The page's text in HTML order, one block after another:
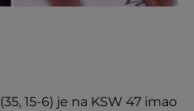
(35, 15-6) je na KSW 47 imao